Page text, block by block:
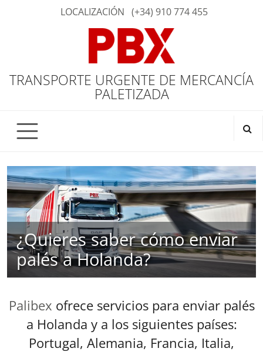
LOCALIZACIÓN (+34) 910 774 455
TRANSPORTE URGENTE DE MERCANCÍA
PALETIZADA
¿Quieres saber cómo enviar
palés a Holanda?
Palibex ofrece servicios para enviar palés
a Holanda y a los siguientes países:
Portugal, Alemania, Francia, Italia,